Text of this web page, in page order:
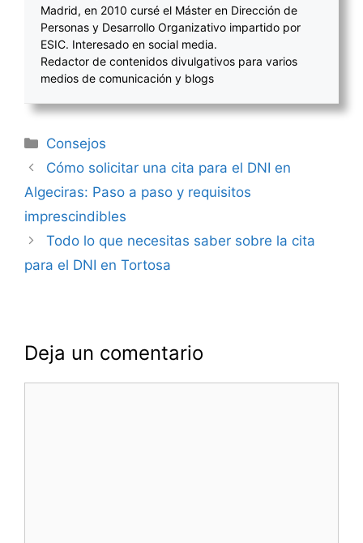
Madrid, en 2010 cursé el Máster en Dirección de
Personas y Desarrollo Organizativo impartido por
ESIC. Interesado en social media.
Redactor de contenidos divulgativos para varios
medios de comunicación y blogs
Categorías
Consejos
Navegación
de
entradas
Cómo solicitar una cita para el DNI en
Algeciras: Paso a paso y requisitos
imprescindibles
Todo lo que necesitas saber sobre la cita
para el DNI en Tortosa
Deja un comentario